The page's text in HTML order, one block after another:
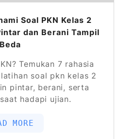
Soal PKN Kelas 2
dan Berani Tampil
Beda
Temukan 7 rahasia
soal pkn kelas 2
pintar, berani, serta
hadapi ujian.
MORE